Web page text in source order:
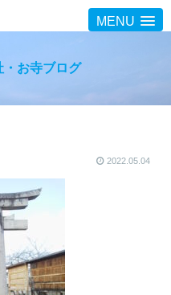
MENU
・お寺ブログ
2022.05.04